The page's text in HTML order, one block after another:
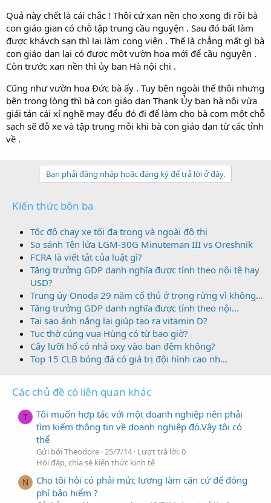
Quả này chết là cái chắc ! Thôi cứ xan nền cho xong đi rồi bà
con giáo gian có chỗ tập trung cầu nguyện . Sau đó bất làm
được khávch sạn thì lại làm cong viên . Thế là chẳng mất gì bà
con giáo dan lại có được một vườn hoa mới để cầu nguyện .
Còn trước xan nền thì ủy ban Hà nội chi .
Cũng như vườn hoa Đức bà ấy . Tuy bên ngoài thế thôi nhưng
bên trong lòng thì bà con giáo dan Thank Ủy ban hà nội vừa
giải tán cái xí nghề may đểu đó đi để làm cho bà com một chỗ
sạch sẽ đỗ xe và tập trung mỗi khi bà con giáo dan từ các tỉnh
về .
Bạn phải đăng nhập hoặc đăng ký để trả lời ở đây.
Kiến thức bôn ba
Tốc độ chạy xe tối đa trong và ngoài đô thị
So sánh Tên lửa LGM-30G Minuteman III vs Oreshnik
FCRA là viết tắt của luật gì?
Tăng trưởng GDP danh nghĩa được tính theo nội tệ hay
USD?
Trung úy Onoda 29 năm cố thủ ở trong rừng vì không...
Tăng trưởng GDP danh nghĩa được tính theo nội...
Tại sao ánh nắng lại giúp tạo ra vitamin D?
Tục thờ cúng vua Hùng có từ bao giờ?
Cây lưỡi hổ có nhả oxy vào ban đêm không?
Top 15 CLB bóng đá có giá trị đội hình cao nh...
Các chủ đề có liên quan khác
T
Tôi muốn hợp tác với một doanh nghiệp nên phải
tìm kiếm thông tin về doanh nghiệp đó.Vậy tôi có
thể
Gửi bởi Theodore 25/7/14 Lượt trả lời: 0
Hỏi đáp, chia sẻ kiến thức kinh tế
N
Cho tôi hỏi có phải mức lương làm căn cứ để đóng
phí bảo hiểm ?